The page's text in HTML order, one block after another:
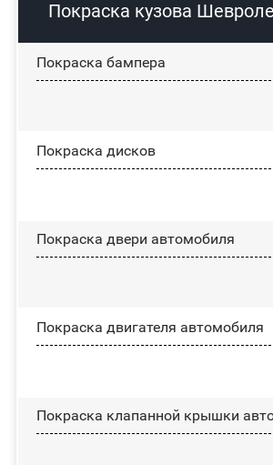
Покраска кузова
Покраска бампера
Покраска дисков
Покраска двери автомобиля
Покраска двигателя автомобиля
Покраска клапанной крышки